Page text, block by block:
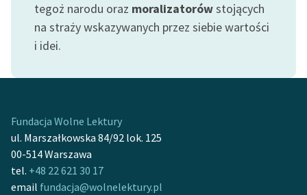
Zespół
Wolnych Lektur
Materiały promocyjne
Polityka prywatności
Regulamin biblioteki
tegoż narodu oraz moralizatorówstojących
na straży wskazywanych przez siebie wartości
i idei.
Fundacja Wolne Lektury
ul. Marszałkowska 84/92 lok. 125
00-514 Warszawa
tel. +48 22 621 30 17
email fundacja@wolnelektury.pl